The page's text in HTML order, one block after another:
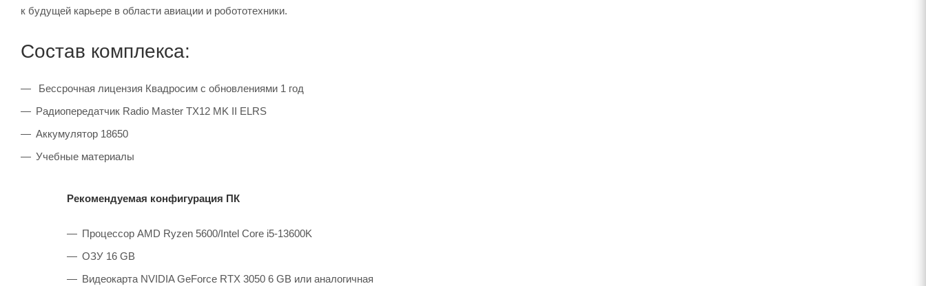
к будущей карьере в области авиации и робототехники.
Состав комплекса:
Бессрочная лицензия Квадросим с обновлениями 1 год
Радиопередатчик Radio Master TX12 MK II ELRS
Аккумулятор 18650
Учебные материалы
Рекомендуемая конфигурация ПК
Процессор AMD Ryzen 5600/Intel Core i5-13600K
ОЗУ 16 GB
Видеокарта NVIDIA GeForce RTX 3050 6 GB или аналогичная